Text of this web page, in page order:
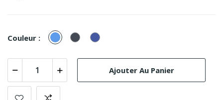
Couleur : Bleu Noir OUTREMER
Ajouter Au Panier